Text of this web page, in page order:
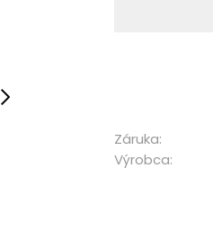
Záruka:
Výrobca: